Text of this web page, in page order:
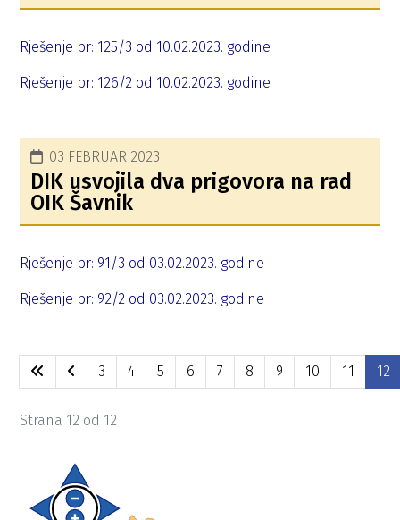
Rješenje br: 125/3 od 10.02.2023. godine
Rješenje br: 126/2 od 10.02.2023. godine
03 FEBRUAR 2023
DIK usvojila dva prigovora na rad
OIK Šavnik
Rješenje br: 91/3 od 03.02.2023. godine
Rješenje br: 92/2 od 03.02.2023. godine
3 4 5 6 7 8 9 10 11 12
Strana 12 od 12